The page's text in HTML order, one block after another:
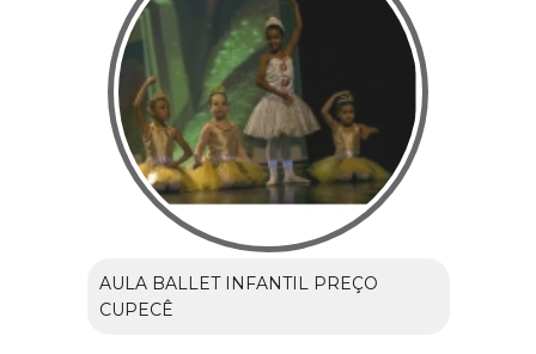
AULA BALLET INFANTIL PREÇO
CUPECÊ